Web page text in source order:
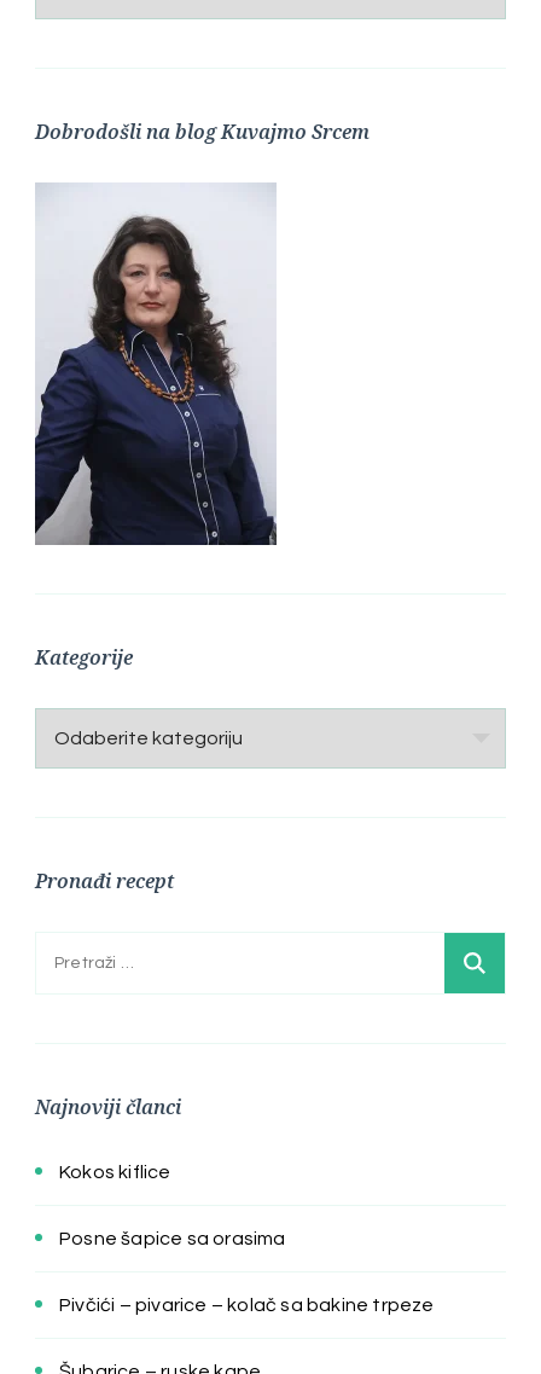
Dobrodošli na blog Kuvajmo Srcem
Kategorije
Kategorije
Pronađi recept
Pretraga:
Najnoviji članci
Kokos kiflice
Posne šapice sa orasima
Pivčići – pivarice – kolač sa bakine trpeze